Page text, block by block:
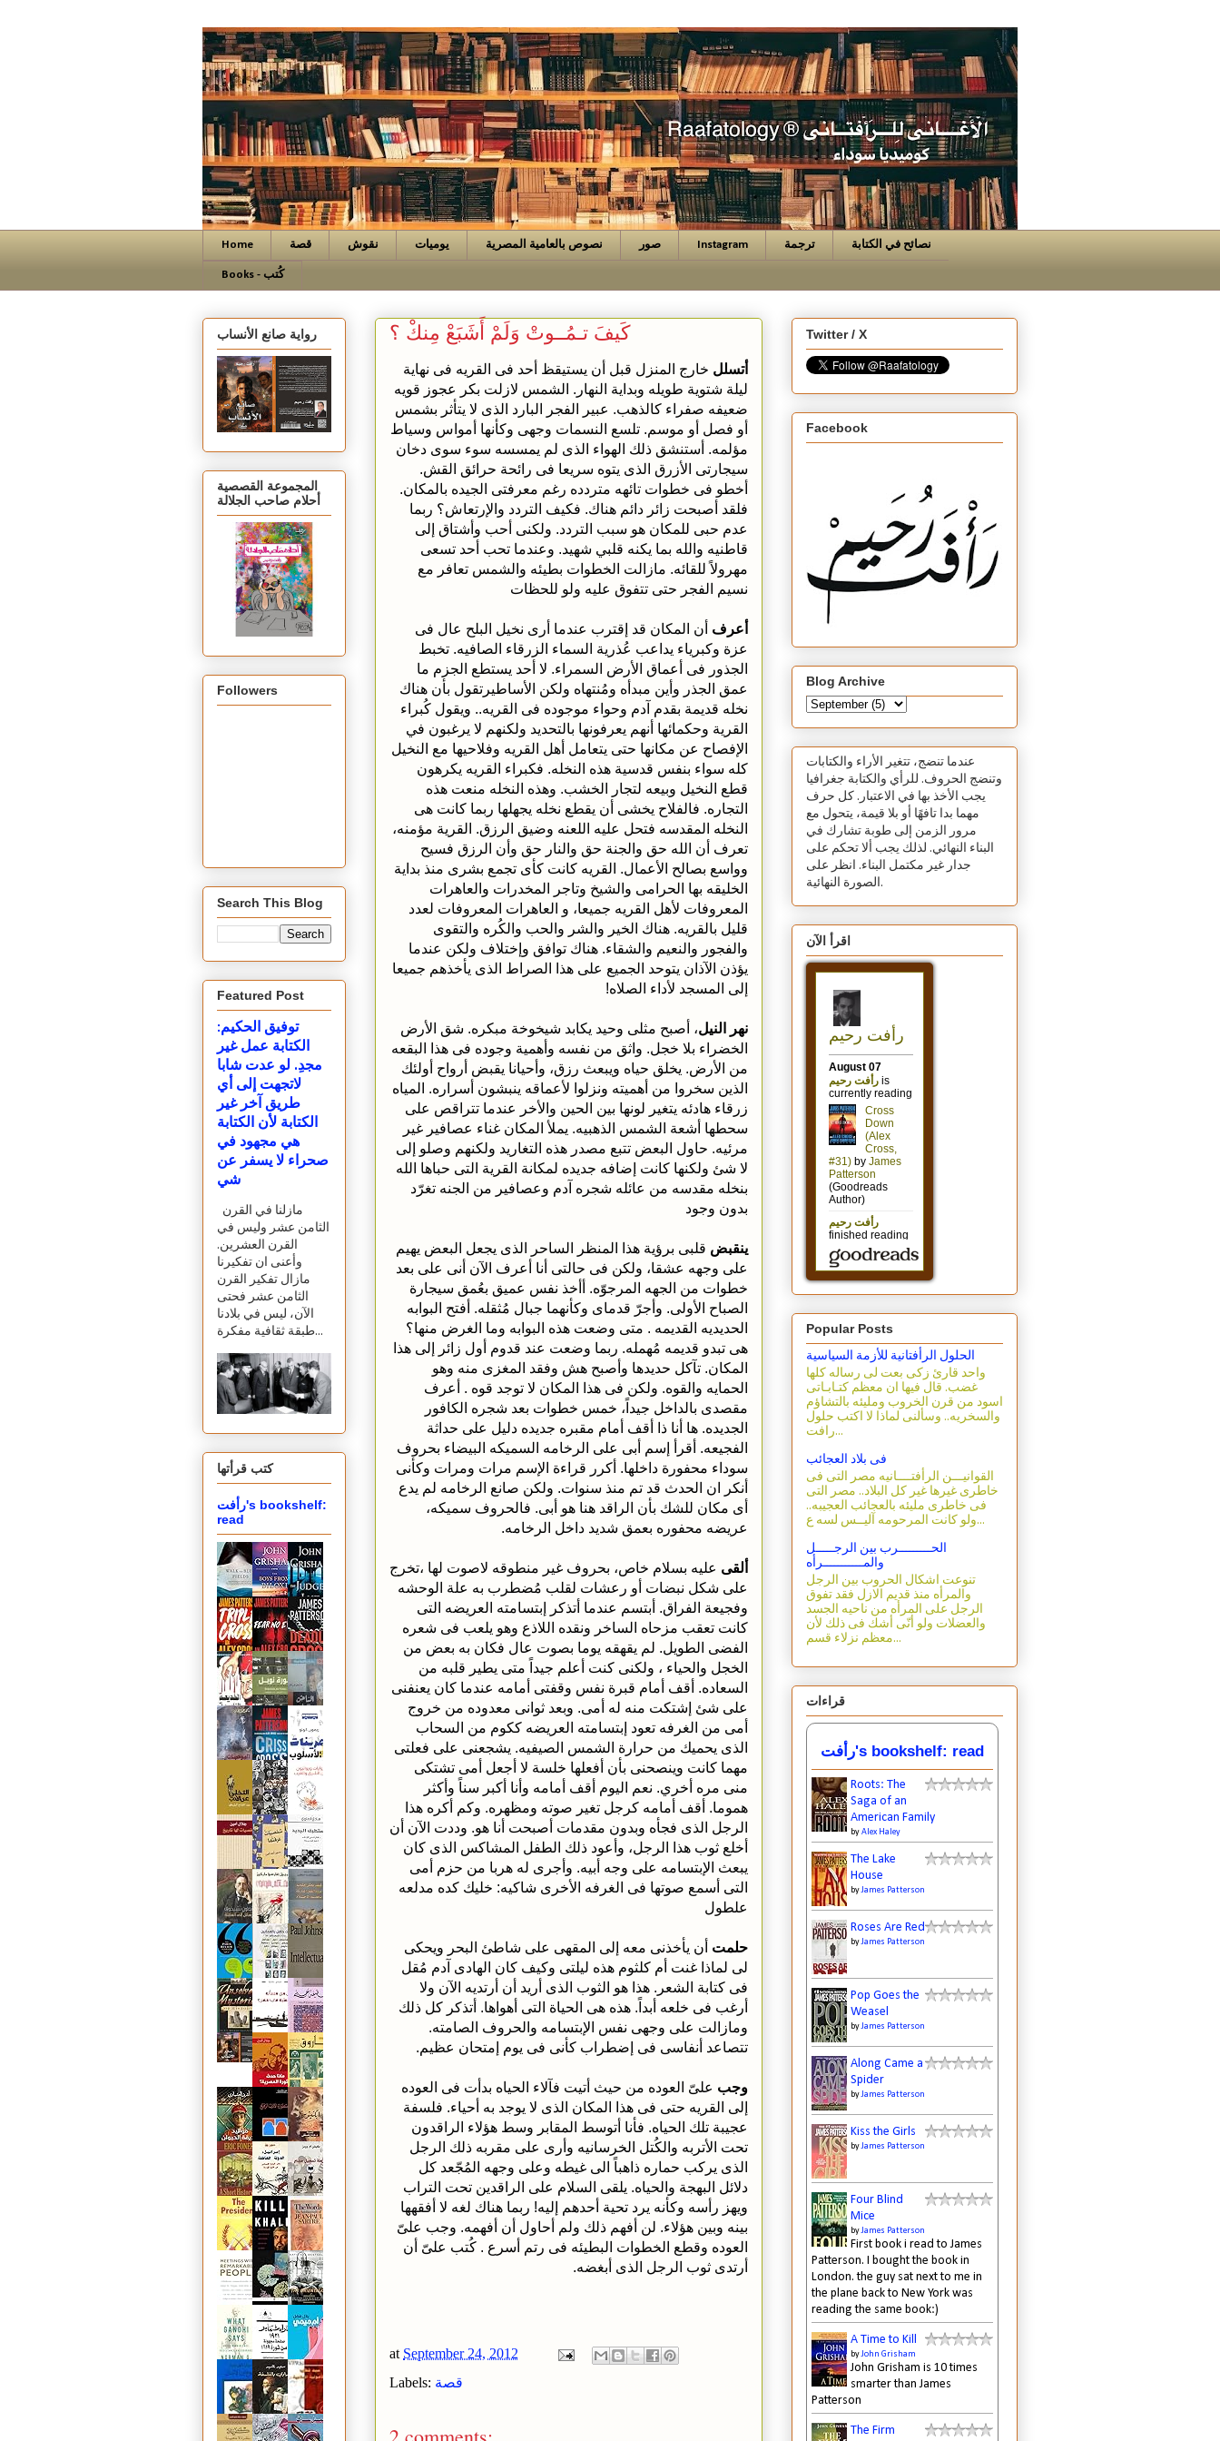
Home قصة نقوش يوميات نصوص بالعامية المصرية صور Instagram ترجمة نصائح في الكتابة
Books - كُتب
كَيفَ تـمُــوتْ وَلَمْ أَشَبَعْ مِنكْ ؟
أتسلل خارج المنزل قبل أن يستيقظ أحد فى القريه فى نهاية
ليلة شتوية طويله وبداية النهار. الشمس لازلت بكر عجوز قويه
ضعيفه صفراء كالذهب. عبير الفجر البارد الذى لا يتأثر بشمس
أو فصل أو موسم. تلسع النسمات وجهى وكأنها أمواس وسياط
مؤلمه. أستنشق ذلك الهواء الذى لم يمسسه سوء سوى دخان
سيجارتى الأزرق الذى يتوه سريعا فى رائحة حرائق القش.
أخطو فى خطوات تائهه متردده رغم معرفتى الجيده بالمكان.
فلقد أصبحت زائر دائم هناك. فكيف التردد والإرتعاش؟ ربما
عدم حبى للمكان هو سبب التردد. ولكنى أحب وأشتاق إلى
قاطنيه والله بما يكنه قلبي شهيد. وعندما تحب أحد تسعى
مهرولاً للقائه. مازالت الخطوات بطيئه والشمس تعافر مع
نسيم الفجر حتى تتفوق عليه ولو للحظات
أعرف أن المكان قد إقترب عندما أرى نخيل البلح عال فى
عزة وكبرياء يداعب عُذرية السماء الزرقاء الصافيه. تخبط
الجذور فى أعماق الأرض السمراء. لا أحد يستطع الجزم ما
عمق الجذر وأين مبدأه ومُنتهاه ولكن الأساطيرتقول بأن هناك
نخله قديمة بقدم آدم وحواء موجوده فى القريه.. ويقول كُبراء
القرية وحكمائها أنهم يعرفونها بالتحديد ولكنهم لا يرغبون في
الإفصاح عن مكانها حتى يتعامل أهل القريه وفلاحيها مع النخيل
كله سواء بنفس قدسية هذه النخله. فكبراء القريه يكرهون
قطع النخيل وبيعه لتجار الخشب. وهذه النخله منعت هذه
التجاره. فالفلاح يخشى أن يقطع نخله يجهلها ربما كانت هى
النخله المقدسه فتحل عليه اللعنه وضيق الرزق. القرية مؤمنه،
تعرف أن الله حق والجنة حق والنار حق وأن الرزق فسيح
وواسع بصالح الأعمال. القريه كانت كأى تجمع بشرى منذ بداية
الخليقه بها الحرامى والشيخ وتاجر المخدرات والعاهرات
المعروفات لأهل القريه جميعا، و العاهرات المعروفات لعدد
قليل بالقريه. هناك الخير والشر والحب والكُره والتقوى
والفجور والنعيم والشقاء. هناك توافق وإختلاف ولكن عندما
يؤذن الآذان يتوحد الجميع على هذا الصراط الذى يأخذهم جميعا
إلى المسجد لأداء الصلاه!
نهر النيل، أصبح مثلى وحيد يكابد شيخوخة مبكره. شق الأرض
الخضراء بلا خجل. واثق من نفسه وأهمية وجوده فى هذا البقعه
من الأرض. يخلق حياه ويبعث رزق، وأحيانا يقبض أرواح أولئك
الذين سخروا من أهميته ونزلوا لأعماقه ينبشون أسراره. المياه
زرقاء هادئه يتغير لونها بين الحين والأخر عندما تتراقص على
سحطها أشعة الشمس الذهبيه. يملأ المكان غناء عصافير غير
مرئيه. حاول البعض تتبع مصدر هذه التغاريد ولكنهم وصلو إلى
لا شئ ولكنها كانت إضافه جديده لمكانة القرية التى حباها الله
بنخله مقدسه من عائله شجره آدم وعصافير من الجنه تغرّد
بدون وجود
ينقبض قلبى برؤية هذا المنظر الساحر الذى يجعل البعض يهيم
على وجهه عشقا، ولكن فى حالتى أنا أعرف الآن أنى على بعد
خطوات من الجهه المرجوّه. أأخذ نفس عميق بعُمق سيجارة
الصباح الأولى. وأجرّ قدماى وكأنهما جبال مُثقله. أفتح البوابه
الحديديه القديمه . متى وضعت هذه البوابه وما الغرض منها؟
هى تبدو قديمه مُهمله. ربما وضعت عند قدوم أول زائر إلى هذا
المكان. تآكل حديدها وأصبح هش وفقد المغزى منه وهو
الحمايه والقوه. ولكن فى هذا المكان لا توجد قوه . أعرف
مقصدى بالداخل جيداً، خمس خطوات بعد شجره الكافور
الجديده. ها أنا ذا أقف أمام مقبره جديده دليل على حداثة
الفجيعه. أقرأ إسم أبى على الرخامه السميكه البيضاء بحروف
سوداء محفورة داخلها. أكرر قراءة الإسم مرات ومرات وكأنى
أنكر ان الحدث قد تم منذ سنوات. ولكن صانع الرخامه لم يدع
أى مكان للشك بأن الراقد هنا هو أبى. فالحروف سميكه،
عريضه محفوره بعمق شديد داخل الرخامه.
ألقى عليه بسلام خاص، بحروف غير منطوقه لاصوت لها ،تخرج
على شكل نبضات أو رعشات لقلب مُضطرب به علة الوحشه
وفجيعة الفراق. أبتسم عندما أتذكر إبتسامته العريضه التى
كانت تعقب مزحاه الساخر ونقده اللاذع وهو يلعب فى شعره
الفضى الطويل. لم يقهقه يوما بصوت عال فكان به بعض من
الخجل والحياء ، ولكنى كنت أعلم جيداً متى يطير قلبه من
السعاده. أقف أمام قبرة نفس وقفتى أمامه عندما كان يعنفنى
على شئ إشتكت منه له أمى. وبعد ثوانى معدوده من خروج
أمى من الغرفه تعود إبتسامته العريضه ككوم من السحاب
الذى يحميك من حرارة الشمس الصيفيه. يشجعنى على فعلتى
مهما كانت وينصحنى بأن أفعلها خلسة لا أجعل أمى تشتكى
منى مره أخري. نعم اليوم أقف أمامه وأنا أكبر سناً وأكثر
هموما. أقف أمامه كرجل تغير صوته ومظهره. وكم أكره هذا
الرجل الذى فجأه وبدون مقدمات أصبحت أنا هو. وددت الآن أن
أخلع ثوب هذا الرجل، وأعود ذلك الطفل المشاكس الذى كان
يبعث الإبتسامه على وجه أبيه. وأجرى له هربا من حزم أمى
التى أسمع صوتها فى الغرفه الأخرى شاكيه: خليك كده مدلعه
علطول
حلمت أن يأخذنى معه إلى المقهى على شاطئ البحر ويحكى
لى لماذا غنت أم كلثوم هذه ليلتى وكيف كان الهادى آدم مُقل
فى كتابة الشعر. هذا هو الثوب الذى أريد أن أرتديه الآن ولا
أرغب فى خلعه أبداً. هذه هى الحياة التى أهواها. أتذكر كل ذلك
ومازالت على وجهى نفس الإبتسامه والحروف الصامته.
تتصاعد أنفاسى فى إضطراب كأنى فى يوم إمتحان عظيم.
وجب علىّ العوده من حيث أتيت فآلاء الحياه بدأت فى العوده
إلى القريه حتى فى هذا المكان الذى لا يوجد به أحياء. فلسفة
عجيبة تلك الحياه. فأنا أتوسط المقابر وسط هؤلاء الراقدون
تحت الأتربه والكُتل الخرسانيه وأرى على مقربه ذلك الرجل
الذى يركب حماره ذاهباً الى غيطه وعلى وجهه المُجّعد كل
دلائل البهجة والحياه. يلقى السلام على الراقدين تحت التراب
ويهز رأسه وكأنه يرد تحية أحدهم إليه! ربما هناك لغه لا أفقهها
بينه وبين هؤلاء. لن أفهم ذلك ولم أحاول أن أفهمه. وجب علىّ
العوده وقطع الخطوات البطيئه فى رتم أسرع . كُتب علىّ أن
أرتدى ثوب الرجل الذى أبغضه.
at September 24, 2012
Labels: قصة
رواية صانع الأنساب
المجموعة القصصية
أحلام صاحب الجلالة
Followers
Search This Blog
Featured Post
توفيق الحكيم:
الكتابة عمل غير
مجدِ. لو عدت شابا
لاتجهت إلى أي
طريق آخر غير
الكتابة لأن الكتابة
هي مجهود في
صحراء لا يسفر عن
شي
الثامن عشر وليس في
القرن العشرين.
وأعنى ان تفكيرنا
مازال تفكير القرن
الثامن عشر فحتى
الآن، ليس في بلادنا
طبقة ثقافية مفكرة...
كتب قرأتها
رأفت's bookshelf:
read
Twitter / X
Facebook
Blog Archive
عندما تنضج، تتغير الأراء والكتابات
وتنضج الحروف. للرأي والكتابة جغرافيا
يجب الأخذ بها في الاعتبار. كل حرف
مهما بدا تافهًا أو بلا قيمة، يتحول مع
مرور الزمن إلى طوبة تشارك في
البناء النهائي. لذلك يجب ألا تحكم على
جدار غير مكتمل البناء. انظر على
الصورة النهائية.
اقرأ الآن
Popular Posts
الحلول الرأفتانية للأزمة السياسية
واحد قارئ زكى بعت لى رساله كلها
غضب. قال فيها ان معظم كتـابـاتى
اسود من قرن الخروب ومليئه بالتشاؤم
والسخريه.. وسألنى لماذا لا اكتب حلول
رافت...
فى بلاد العجائب
القوانيـــن الرأفتــــانيه مصر التى فى
خاطرى غيرها غير كل البلاد.. مصر التى
فى خاطرى مليئه بالعجائب العجيبه..
ولو كانت المرحومه آليــس لسه ع...
الحـــــــــرب بين الرجـــــل
والمـــــــــــرأه
تنوعت اشكال الحروب بين الرجل
والمرأه منذ قديم الازل فقد تفوق
الرجل على المرأه من ناحيه الجسد
والعضلات ولو أنّى أشك فى ذلك لأن
معظم نزلاء قسم...
قراءات
رأفت's bookshelf: read
Roots: The
Saga of an
American Family
byAlex Haley
The Lake
House
byJames Patterson
Roses Are Red
byJames Patterson
Pop Goes the
Weasel
byJames Patterson
Along Came a
Spider
byJames Patterson
Kiss the Girls
byJames Patterson
Four Blind
Mice
byJames Patterson
First book i read to James
Patterson. I bought the book in
London. the guy sat next to me in
the plane back to New York was
reading the same book:)
A Time to Kill
byJohn Grisham
John Grisham is 10 times
smarter than James
Patterson
The Firm